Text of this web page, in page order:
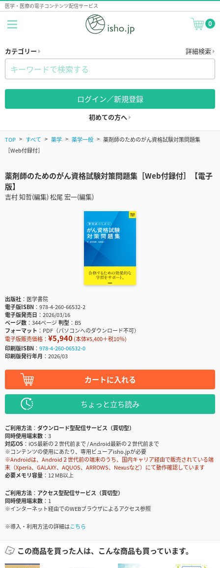
医学・医療の電子コンテンツ配信サービス
0
カテゴリー 詳細検索
ログイン／新規登録
初めての方へ
TOP すべて 薬学 薬学一般
薬剤師のためのがん資格試験対策問題集
［Web付録付］
薬剤師のためのがん資格試験対策問題集［Web付録付］【電子
版】
吉村 知哲(編集) 松尾 宏一(編集)
出版社
医学書院
電子版ISBN
978-4-260-66532-2
電子版発売日
2026/03/16
ページ数
344ページ判型
B5
フォーマット
PDF（パソコンへのダウンロード不可）
電子版販売価格： ¥5,940(本体¥5,400＋税10％)
印刷版ISBN
978-4-260-06532-0
印刷版発行年月
2026/03
カートに入れる
ちょっと立ち読み
ご利用方法
ダウンロード型配信サービス（買切型）
同時使用端末数
3
対応OS
iOS最新の２世代前まで / Android最新の２世代前まで
※コンテンツの使用にあたり、専用ビューアisho.jpが必要
※Androidは、Android２世代前の端末のうち、国内キャリア経由で販売されている端
末（Xperia、GALAXY、AQUOS、ARROWS、Nexusなど）にて動作確認しています
必要メモリ容量
12 MB以上
ご利用方法
アクセス型配信サービス（買切型）
同時使用端末数
1
※インターネット経由でのWEBブラウザによるアクセス参照
※導入・利用方法の詳細はこちら
この商品を買った人は、こんな商品も買っています。